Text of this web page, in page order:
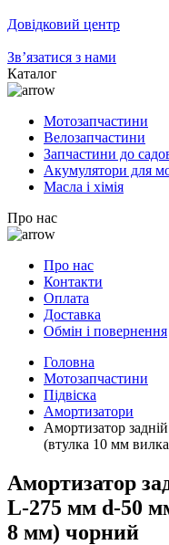
Довідковий центр
Зв’язатися з нами
Каталог
Мотозапчастини
Велозапчастини
Запчастини до
Акумулятори для
Масла і хімія
Про нас
Про нас
Контакти
Оплата
Доставка
Обмін і повернення
Головна
Мотозапчастини
Підвіска
Амортизатори
Амортизатор
(втулка 10 мм
Амортизатор
L-275 мм d-50
8 мм) чорний